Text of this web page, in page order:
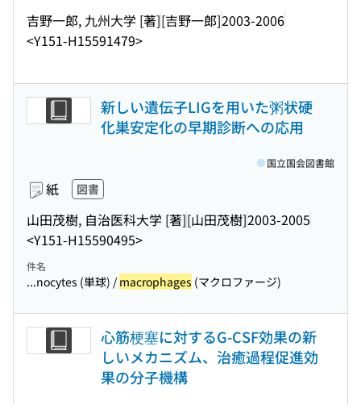
吉野一郎, 九州大学 [著][吉野一郎]2003-2006
<Y151-H15591479>
新しい遺伝子LIGを用いた粥状硬
化巣安定化の早期診断への応用
紙 図書
山田茂樹, 自治医科大学 [著][山田茂樹]2003-2005
<Y151-H15590495>
国立国会図書館
件名
...nocytes (単球) /macrophages (マクロファージ)
心筋梗塞に対するG-CSF効果の新
しいメカニズム、治癒過程促進効
果の分子機構